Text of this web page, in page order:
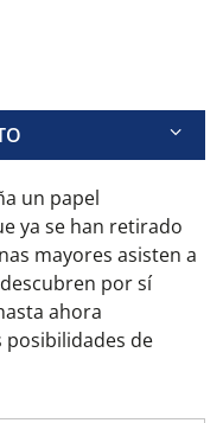
un papel
ya se han retirado
mayores asisten a
por sí
ahora
posibilidades de